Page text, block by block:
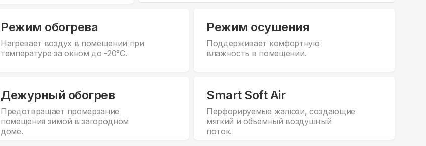
Режим обогрева
Нагревает воздух в помещении при
температуре за окном до -20°С.
Режим осушения
Поддерживает комфортную
влажность в помещении.
Дежурный обогрев
Предотвращает промерзание
помещения зимой в загородном
доме.
Smart Soft Air
Перфорируемые жалюзи, создающие
мягкий и объемный воздушный
поток.